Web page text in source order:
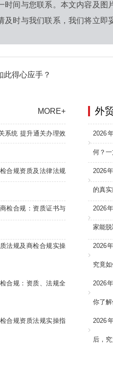
间与您联系。本文内容及图
时与我们联系，我们将立即
此得心应手？
外
2026
何？一
2026
的真
2026
家能脱
2026
究竟
2026
你了解
2026
后，
MORE+
系统 提升通关办理效
合规资质及法律法规
检合规：资质证书与
法规及商检合规实操
合规：资质、法规全
合规资质法规实操指